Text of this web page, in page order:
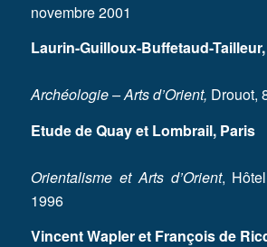
novembre 2001
Laurin-Guilloux-Buffetaud-
Archéologie – Arts d’Orient, Drouot,
Etude de Quay et Lombrail, Paris
Orientalisme et Arts d’Orient,
1996
Vincent Wapler et François de